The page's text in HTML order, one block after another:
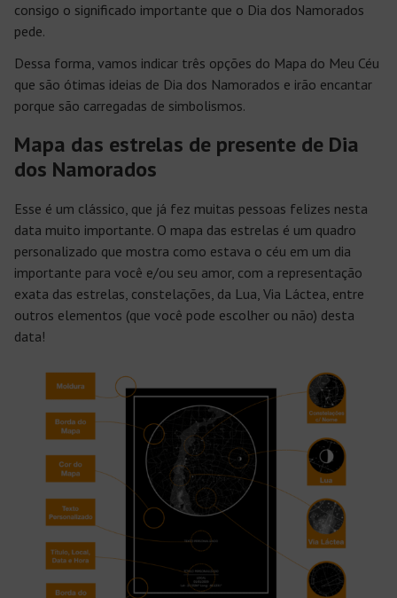
consigo o significado importante que o Dia dos Namorados
pede.
Dessa forma, vamos indicar três opções do Mapa do Meu Céu
que são ótimas ideias de Dia dos Namorados e irão encantar
porque são carregadas de simbolismos.
Mapa das estrelas de presente de Dia
dos Namorados
Esse é um clássico, que já fez muitas pessoas felizes nesta
data muito importante. O mapa das estrelas é um quadro
personalizado que mostra como estava o céu em um dia
importante para você e/ou seu amor, com a representação
exata das estrelas, constelações, da Lua, Via Láctea, entre
outros elementos (que você pode escolher ou não) desta
data!